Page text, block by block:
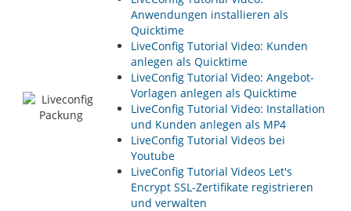
Anwendungen installieren als
Quicktime
LiveConfig Tutorial Video: Kunden
anlegen als Quicktime
LiveConfig Tutorial Video: Angebot-
Vorlagen anlegen als Quicktime
LiveConfig Tutorial Video: Installation
und Kunden anlegen als MP4
LiveConfig Tutorial Videos bei
Youtube
LiveConfig Tutorial Videos Let's
Encrypt SSL-Zertifikate registrieren
und verwalten